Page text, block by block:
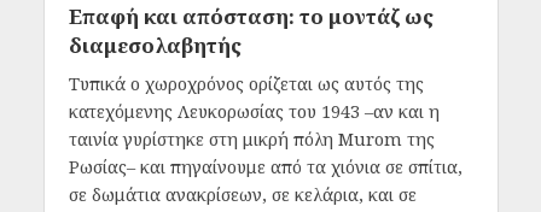
Επαφή και απόσταση: το μοντάζ ως
διαμεσολαβητής
Τυπικά ο χωροχρόνος ορίζεται ως αυτός της
κατεχόμενης Λευκορωσίας του 1943 –αν και η
ταινία γυρίστηκε στη μικρή πόλη Murom της
Ρωσίας– και πηγαίνουμε από τα χιόνια σε σπίτια,
σε δωμάτια ανακρίσεων, σε κελάρια, και σε